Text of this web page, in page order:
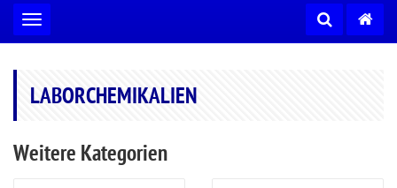
Toggle navigation
LABORCHEMIKALIEN
Weitere Kategorien